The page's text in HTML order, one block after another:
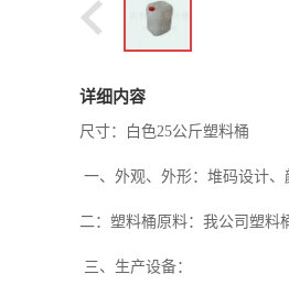
详细内容
尺寸：白色25公斤塑料桶
一、外观、外形：堆码设计、
二：塑料桶原料：我公司塑料
三、生产设备：